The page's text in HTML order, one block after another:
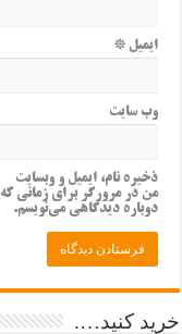
ایمیل*
وب‌ سایت
ذخیره نام، ایمیل و وبسایت
من در مرورگر برای زمانی که
دوباره دیدگاهی می‌نویسم.
خرید کنید….